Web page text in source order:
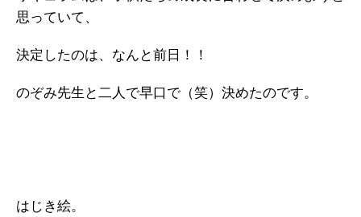
思っていて、
決定したのは、なんと前日！！
のぞみ先生と二人で早口で（笑）決めたのです。
はじき絵。